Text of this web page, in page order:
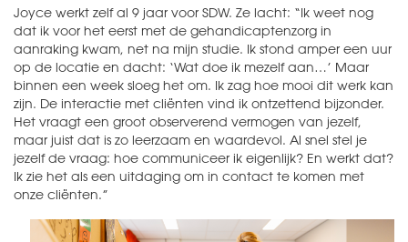
Joyce werkt zelf al 9 jaar voor SDW. Ze lacht: “Ik weet nog
dat ik voor het eerst met de gehandicaptenzorg in
aanraking kwam, net na mijn studie. Ik stond amper een uur
op de locatie en dacht: ‘Wat doe ik mezelf aan…’ Maar
binnen een week sloeg het om. Ik zag hoe mooi dit werk kan
zijn. De interactie met cliënten vind ik ontzettend bijzonder.
Het vraagt een groot observerend vermogen van jezelf,
maar juist dat is zo leerzaam en waardevol. Al snel stel je
jezelf de vraag: hoe communiceer ik eigenlijk? En werkt dat?
Ik zie het als een uitdaging om in contact te komen met
onze cliënten.”